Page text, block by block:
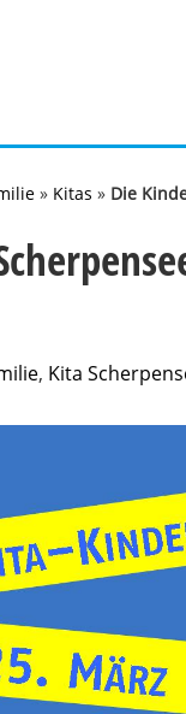
» Kitas » Die
, Kita